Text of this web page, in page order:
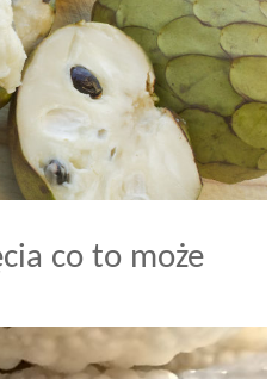
co to może